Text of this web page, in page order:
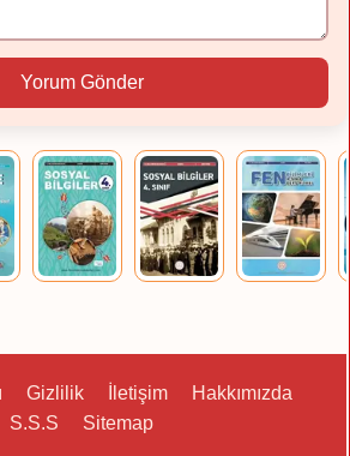
Yorum Gönder
Gizlilik İletişim
Hakkımızda
S.S.S
Sitemap